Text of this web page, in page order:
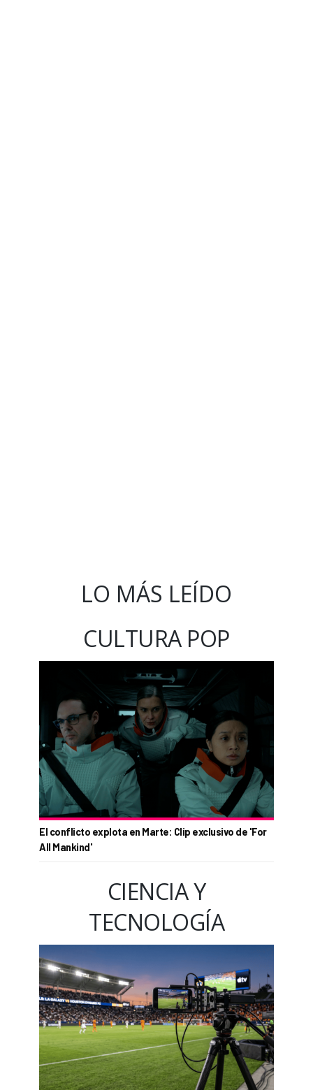
LO MÁS LEÍDO
CULTURA POP
El conflicto explota en Marte: Clip exclusivo de 'For
All Mankind'
CIENCIA Y
TECNOLOGÍA